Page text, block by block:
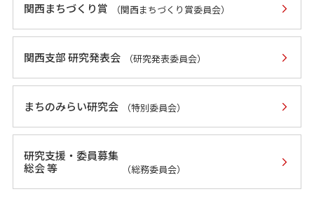
関西まちづくり賞 （関西まちづくり賞委員会）
関西支部 研究発表会 （研究発表委員会）
まちのみらい研究会 （特別委員会）
研究支援・委員募集
総会 等
（総務委員会）